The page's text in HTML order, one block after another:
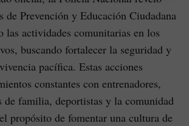
de Prevención y Educación Ciudadana
las actividades comunitarias en los
buscando fortalecer la seguridad y
pacífica. Estas acciones
constantes con entrenadores,
de familia, deportistas y la comunidad
propósito de fomentar una cultura de